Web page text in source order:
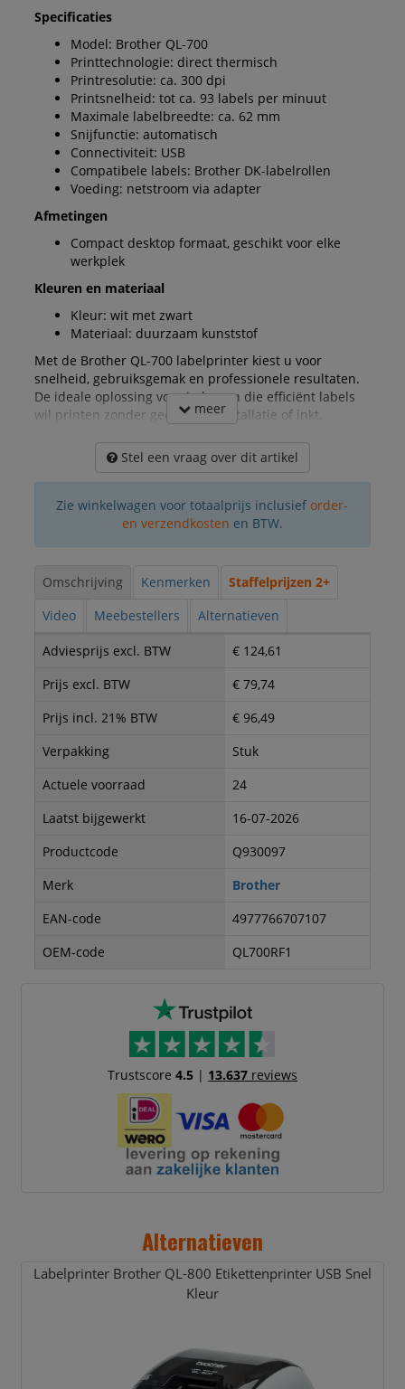
Specificaties
Model: Brother QL-700
Printtechnologie: direct thermisch
Printresolutie: ca. 300 dpi
Printsnelheid: tot ca. 93 labels per minuut
Maximale labelbreedte: ca. 62 mm
Snijfunctie: automatisch
Connectiviteit: USB
Compatibele labels: Brother DK-labelrollen
Voeding: netstroom via adapter
Afmetingen
Compact desktop formaat, geschikt voor elke
werkplek
Kleuren en materiaal
Kleur: wit met zwart
Materiaal: duurzaam kunststof
Met de Brother QL-700 labelprinter kiest u voor
snelheid, gebruiksgemak en professionele resultaten.
De ideale oplossing voor iedereen die efficiënt labels
wil printen zonder gedoe met installatie of inkt.
meer
Stel een vraag over dit artikel
Zie winkelwagen voor totaalprijs inclusief order-
en verzendkosten en BTW.
Omschrijving Kenmerken
Staffelprijzen 2+
Video
Meebestellers Alternatieven
Adviesprijs excl. BTW
€ 124,61
Prijs excl. BTW
€ 79,74
Prijs incl. 21% BTW
€ 96,49
Verpakking
Stuk
Actuele voorraad
24
Laatst bijgewerkt
16-07-2026
Productcode
Q930097
Merk
Brother
EAN-code
4977766707107
OEM-code
QL700RF1
Trustscore 4.5| 13.637reviews
Alternatieven
Labelprinter Brother QL-800 Etikettenprinter USB Snel
Kleur